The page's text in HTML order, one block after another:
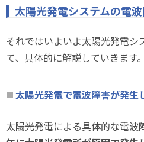
太陽光発電システムの電
それではいよいよ太陽光発電シ
て、具体的に解説していきます。
太陽光発電で電波障害が発生
太陽光発電による具体的な電波